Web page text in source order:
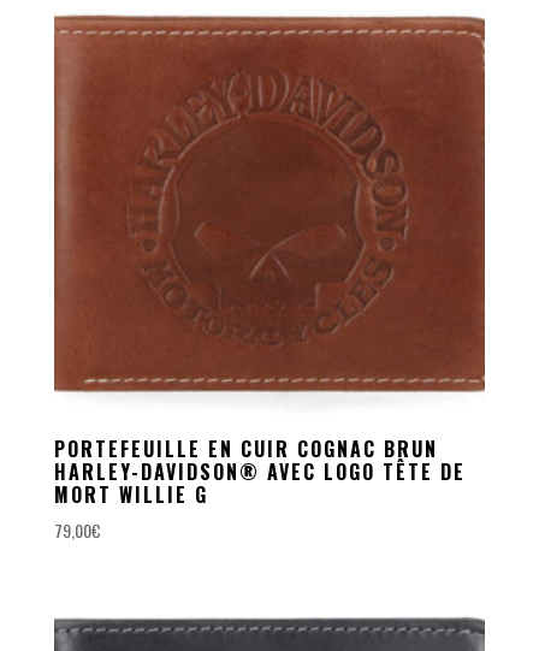
PORTEFEUILLE EN CUIR COGNAC BRUN
HARLEY-DAVIDSON® AVEC LOGO TÊTE DE
MORT WILLIE G
79,00€